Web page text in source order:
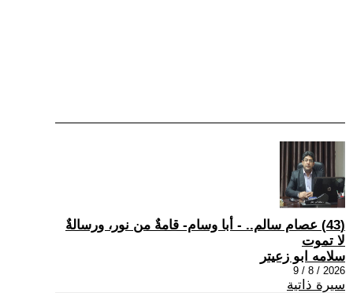
(43) عصام سالم.. - أبا وسام- قامةٌ من نور، ورسالةٌ
لا تموت
سلامه ابو زعيتر
2026 / 8 / 9
سيرة ذاتية